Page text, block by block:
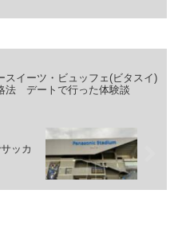
スイーツ・ビュッフェ(ビタスイ)
法 デートで行った体験談
ッカ